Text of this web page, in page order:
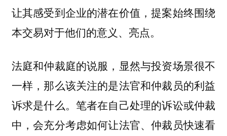
让其感受到企业的潜在价值 ，提案始终围绕
本交易对于他们的意义、亮点。
法庭和仲裁庭的说服，显然与投资场景很不
一样，那么该关注的是法官和仲裁员的利益
诉求是什么。笔者在自己处理的诉讼或仲裁
中，会充分考虑如何让法官、仲裁员快速看